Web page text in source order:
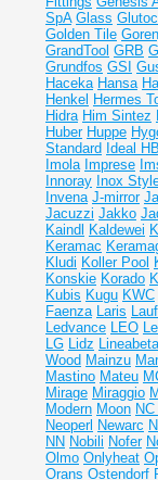
SpA Glass
Golden Tile
GrandTool GRB
Grundfos GSI
Haceka Hansa
Henkel Hermes
Hidra Him Sintez
Huber Huppe
Standard Ideal НВ
Imola Imprese
Innoray Inox
Invena J-mirror
Jacuzzi Jakko
Kaindl
Kaldewei
Keramac
Kludi Koller Pool
Konskie Korado
Kubis Kugu KWC
Faenza Laris
Ledvance LEO
LG Lidz Lineabeta
Wood Mainzu
Mastino Mateu
Mirage Miraggio
Modern Moon
Neoperl Newarc
NN Nobili Nofer
Olmo Onlyheat
Orans Ostendorf